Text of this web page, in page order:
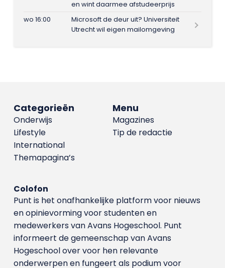
en wint daarmee afstudeerprijs
wo 16:00
Microsoft de deur uit? Universiteit
Utrecht wil eigen mailomgeving
Menu
Magazines
Tip de redactie
Categorieën
Onderwijs
Lifestyle
International
Themapagina’s
Colofon
Punt is het onafhankelijke platform voor nieuws
en opinievorming voor studenten en
medewerkers van Avans Hoge­school. Punt
informeert de gemeenschap van Avans
Hogeschool over voor hen relevante
onderwerpen en fungeert als podium voor